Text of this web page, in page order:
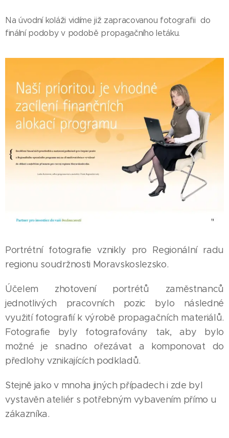
Na úvodní koláži vidíme již zapracovanou fotografii do
finální podoby v podobě propagačního letáku.
Portrétní fotografie vznikly pro Regionální radu
regionu soudržnosti Moravskoslezsko.
Účelem zhotovení portrétů zaměstnanců
jednotlivých pracovních pozic bylo následné
využití fotografií k výrobě propagačních materiálů.
Fotografie byly fotografovány tak, aby bylo
možné je snadno ořezávat a komponovat do
předlohy vznikajících podkladů.
Stejně jako v mnoha jiných případech i zde byl
vystavěn ateliér s potřebným vybavením přímo u
zákazníka.